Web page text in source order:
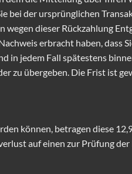
bei der ursprünglichen
dieser Rückzahlung
erbracht haben, dass
in jedem Fall spätestens
zu übergeben. Die Frist ist
können, betragen diese
auf einen zur Prüfung